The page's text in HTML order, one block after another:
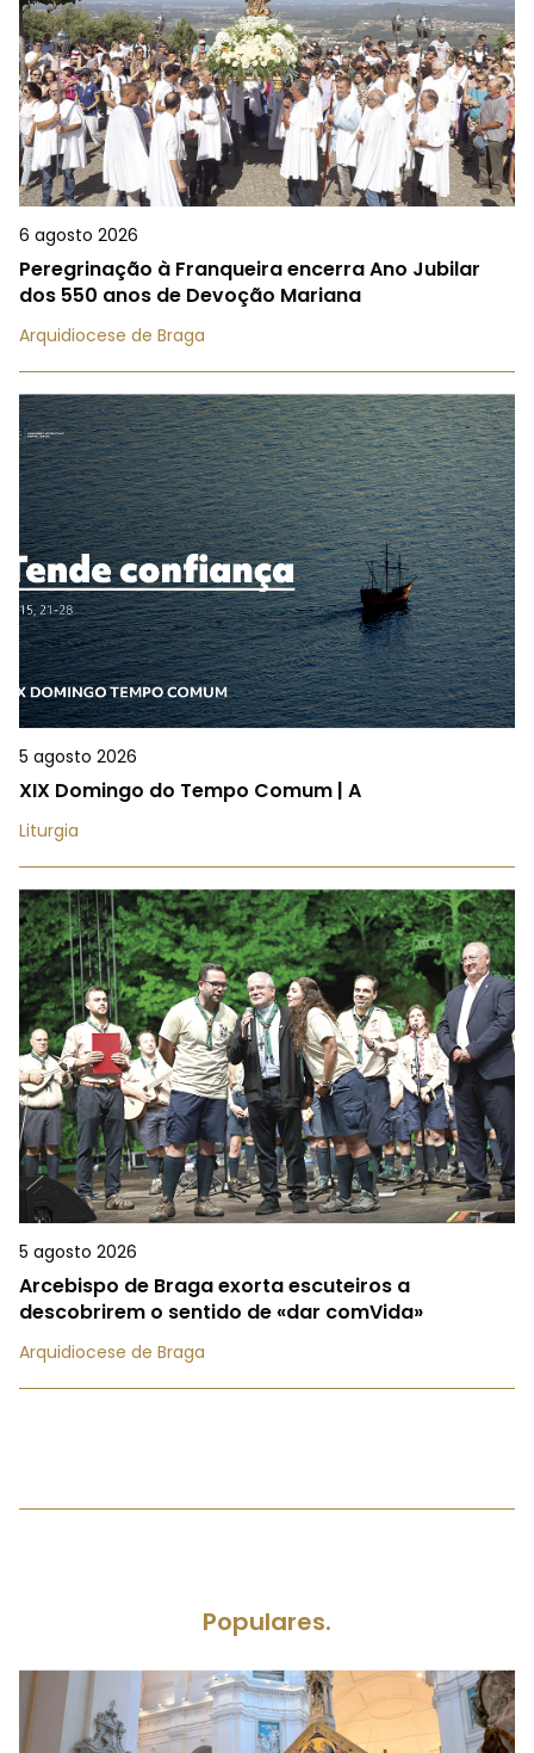
6 agosto 2026
Peregrinação à Franqueira encerra Ano Jubilar
dos 550 anos de Devoção Mariana
Arquidiocese de Braga
5 agosto 2026
XIX Domingo do Tempo Comum | A
Liturgia
5 agosto 2026
Arcebispo de Braga exorta escuteiros a
descobrirem o sentido de «dar comVida»
Arquidiocese de Braga
Populares.